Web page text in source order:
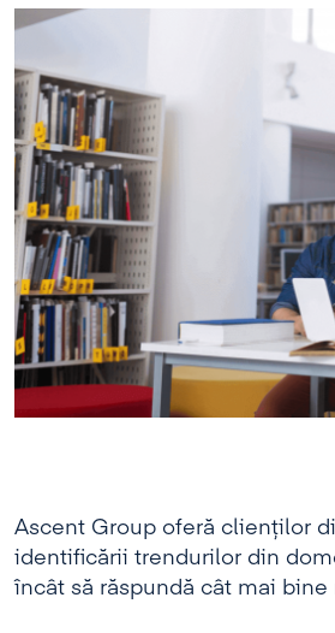
Ascent Group oferă clienților
identificării trendurilor din
încât să răspundă cât mai